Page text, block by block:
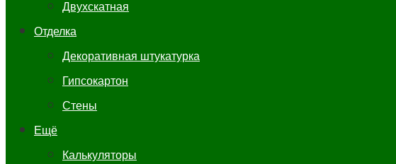
Двухскатная
Отделка
Декоративная штукатурка
Гипсокартон
Стены
Ещё
Калькуляторы